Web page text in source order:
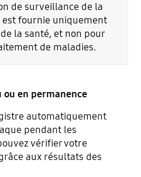
de surveillance de la
fournie uniquement
la santé, et non pour
de maladies.
en permanence
automatiquement
pendant les
vérifier votre
aux résultats des